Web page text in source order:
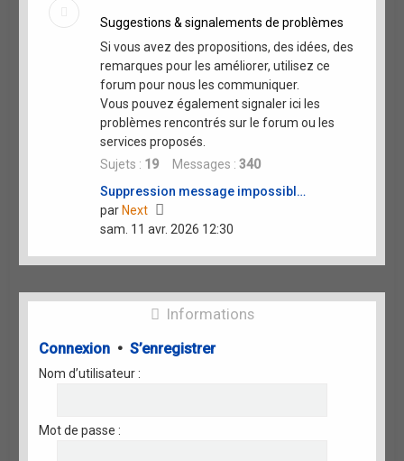
Suggestions & signalements de problèmes
Si vous avez des propositions, des idées, des
remarques pour les améliorer, utilisez ce
forum pour nous les communiquer.
Vous pouvez également signaler ici les
problèmes rencontrés sur le forum ou les
services proposés.
Sujets : 19 Messages :340
Suppression message impossibl…
par Next
le
message
sam. 11 avr. 2026 12:30
Informations
Connexion •S’enregistrer
Nom d’utilisateur :
Mot de passe :